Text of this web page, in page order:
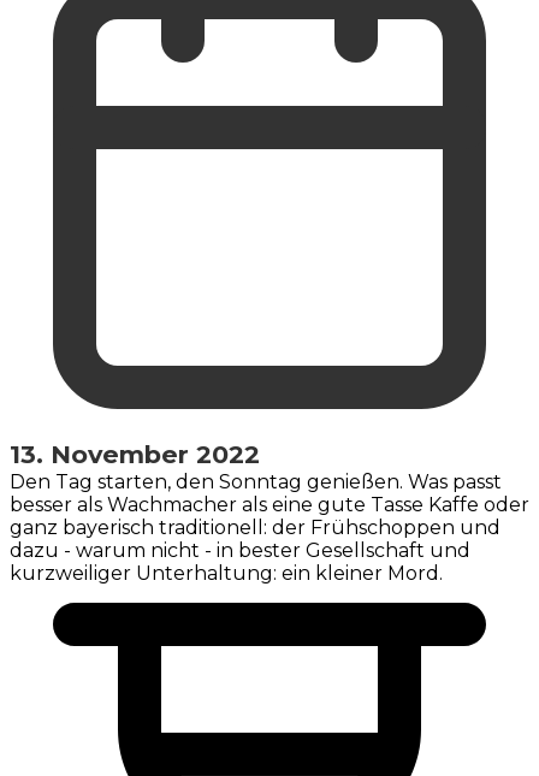
13. November 2022
Den Tag starten, den Sonntag genießen. Was passt
besser als Wachmacher als eine gute Tasse Kaffe oder
ganz bayerisch traditionell: der Frühschoppen und
dazu - warum nicht - in bester Gesellschaft und
kurzweiliger Unterhaltung: ein kleiner Mord.